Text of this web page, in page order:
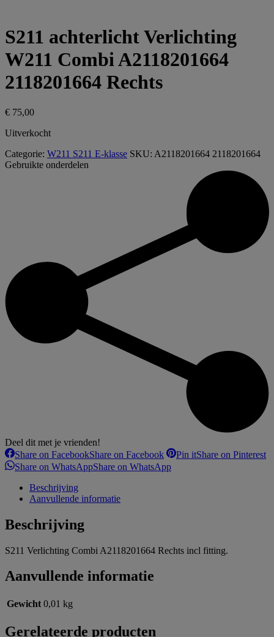
S211 achterlicht Verlichting
W211 Combi A2118201664
2118201664 Rechts
€ 75,00
Uitverkocht
Categorie: W211 S211 E-klasse SKU: A2118201664 2118201664
Gebruikte onderdelen
Deel dit met je vrienden!
Share on FacebookShare on Facebook Pin itShare on Pinterest
Share on WhatsAppShare on WhatsApp
Beschrijving
Aanvullende informatie
Beschrijving
S211 Verlichting Combi A2118201664 Rechts incl fitting.
Aanvullende informatie
Gewicht 0,01 kg
Gerelateerde producten